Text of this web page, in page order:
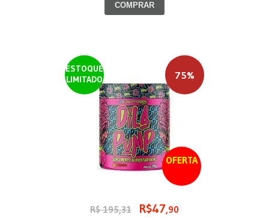
COMPRAR
ESTOQUE
LIMITADO
OFERTA
75%
R$ 195,31 R$47,90